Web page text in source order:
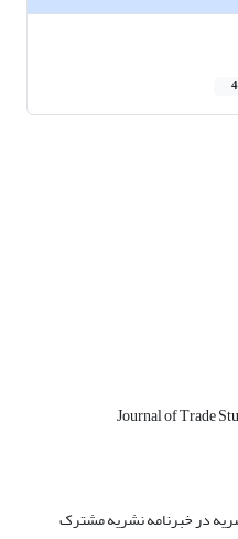
Journal of Trade
در خبرنامه نشریه مشترک